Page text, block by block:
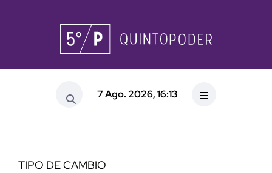
7 Ago. 2026, 16:13
TIPO DE CAMBIO